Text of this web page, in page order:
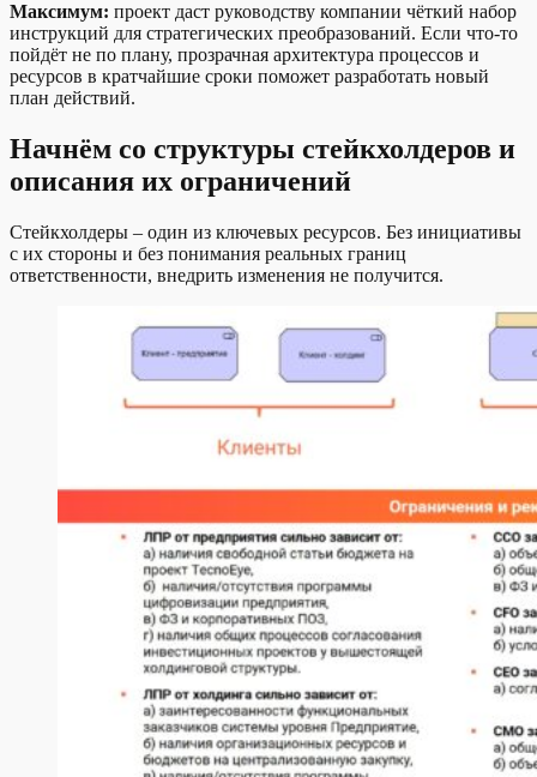
Максимум: проект даст руководству компании чёткий набор
инструкций для стратегических преобразований. Если что-то
пойдёт не по плану, прозрачная архитектура процессов и
ресурсов в кратчайшие сроки поможет разработать новый
план действий.
Начнём со структуры стейкхолдеров и
описания их ограничений
Стейкхолдеры – один из ключевых ресурсов. Без инициативы
с их стороны и без понимания реальных границ
ответственности, внедрить изменения не получится.